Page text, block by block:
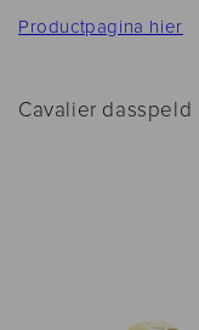
Productpagina hier
Cavalier dasspeld